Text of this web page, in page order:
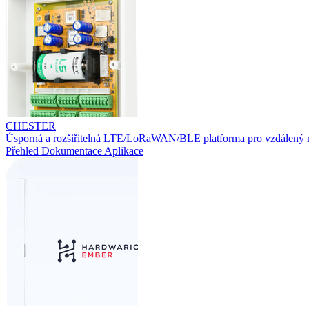
CHESTER
Úsporná a rozšiřitelná LTE/LoRaWAN/BLE platforma pro vzdálený
Přehled Dokumentace Aplikace